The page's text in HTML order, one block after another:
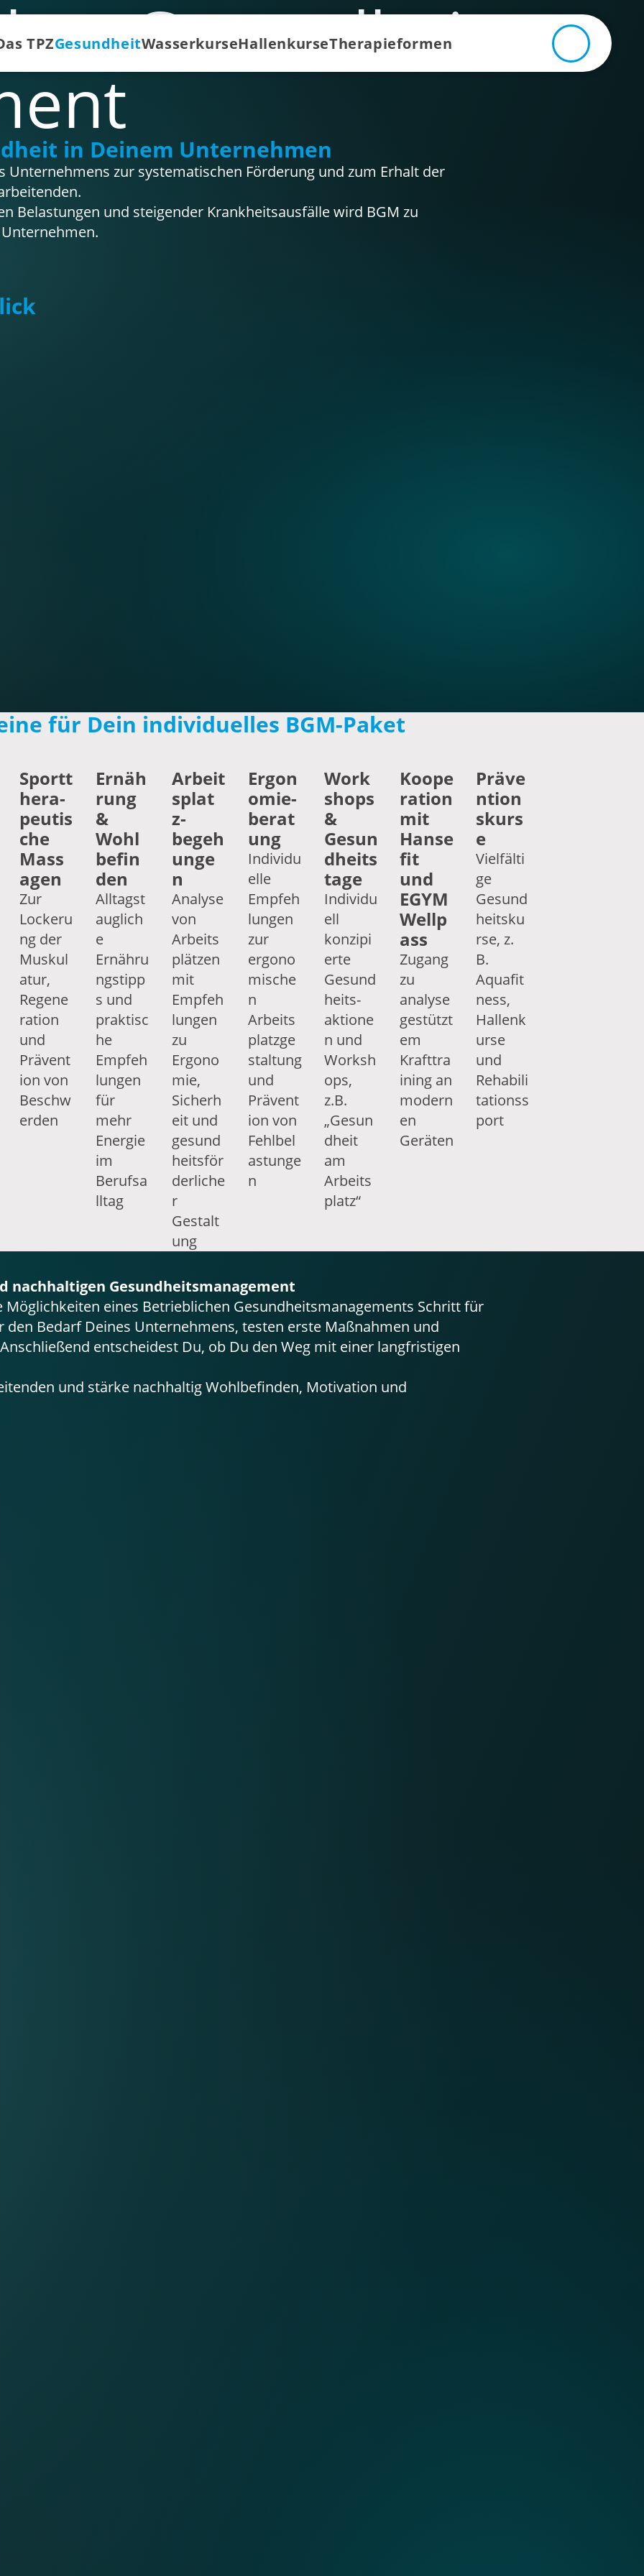
TPZGesundheitWasserkurseHallenkurseTherapieformen
Gesundheits­
in Deinem Unternehmen
Unternehmens zur systematischen Förderung und zum Erhalt der
Belastungen und steigender Krankheitsausfälle wird BGM zu
für Dein individuelles BGM-Paket
Sportt
hera­
peutis
che
Mass
agen
Zur
Lockeru
ng der
Muskul
atur,
Regene
ration
und
Prävent
ion von
Beschw
erden
Ernäh
rung
&
Wohl
befin
den
Alltagst
auglich
e
Ernähru
ngstipp
s und
praktisc
he
Empfeh
lungen
für
mehr
Energie
im
Berufsa
lltag
Arbeit
splat
z­
begeh
unge
n
Analyse
von
Arbeits
plätzen
mit
Empfeh
lungen
zu
Ergono
mie,
Sicherh
eit und
gesund
heitsför
derliche
r
Gestalt
ung
Ergon
omie­
berat
ung
Individu
elle
Empfeh
lungen
zur
ergono
mische
n
Arbeits
platzge
staltung
und
Prävent
ion von
Fehlbel
astunge
n
Work
shops
&
Gesun
dheits
tage
Individu
ell
konzipi
erte
Gesund
heits­
aktione
n und
Worksh
ops,
z.B.
„Gesun
dheit
am
Arbeits
platz“
Koope
ration
mit
Hanse
fit
und
EGYM
Wellp
ass
Zugang
zu
analyse
gestützt
em
Krafttra
ining an
modern
en
Geräten
Präve
ntion
skurs
e
Vielfälti
ge
Gesund
heitsku
rse, z.
B.
Aquafit
ness,
Hallenk
urse
und
Rehabili
tationss
port
nachhaltigen Gesundheitsmanagement
eines Betrieblichen Gesundheitsmanagements Schritt für
Bedarf Deines Unternehmens, testen erste Maßnahmen und
entscheidest Du, ob Du den Weg mit einer langfristigen
und stärke nachhaltig Wohlbefinden, Motivation und